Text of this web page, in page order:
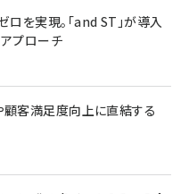
を実現。「and ST」が導入
プローチ
顧客満足度向上に直結する